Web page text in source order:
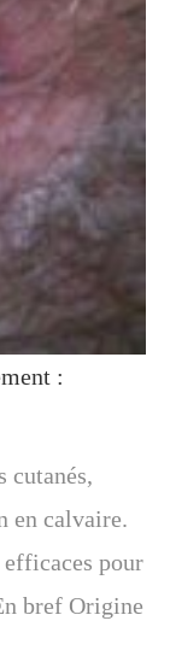
:
cutanés,
en calvaire.
pour
bref Origine